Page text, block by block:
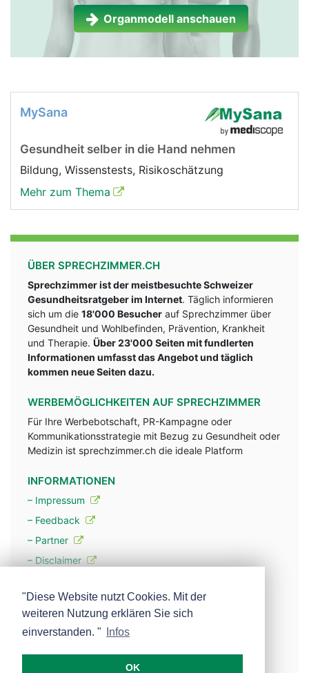
Organmodell anschauen
MySana
Gesundheit selber in die Hand nehmen
Bildung, Wissenstests, Risikoschätzung
Mehr zum Thema
ÜBER SPRECHZIMMER.CH
Sprechzimmer ist der meistbesuchte Schweizer
Gesundheitsratgeber im Internet. Täglich informieren
sich um die 18'000 Besucher auf Sprechzimmer über
Gesundheit und Wohlbefinden, Prävention, Krankheit
und Therapie. Über 23'000 Seiten mit fundlerten
Informationen umfasst das Angebot und täglich
kommen neue Seiten dazu.
WERBEMÖGLICHKEITEN AUF SPRECHZIMMER
Für Ihre Werbebotschaft, PR-Kampagne oder
Kommunikationsstrategie mit Bezug zu Gesundheit oder
Medizin ist sprechzimmer.ch die ideale Platform
INFORMATIONEN
– Impressum
– Feedback
– Partner
– Disclaimer
– Werbung
– Mehr über unsere Experten
"Diese Website nutzt Cookies. Mit der
weiteren Nutzung erklären Sie sich
einverstanden. "
Infos
OK